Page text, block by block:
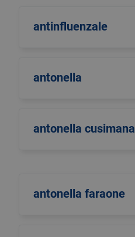
antinfluenzale
antonella
antonella cusimana
antonella faraone